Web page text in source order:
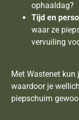
ophaaldag?
Tijd en
waar ze
vervuiling
Met Wastenet kun
waardoor je
piepschuim